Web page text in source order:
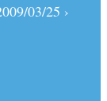
03/25 ›